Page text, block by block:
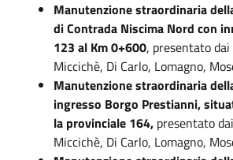
Manutenzione straordinaria
di Contrada Niscima Nord con
123 al Km 0+600, presentato
Miccichè, Di Carlo, Lomagno,
Manutenzione straordinaria
ingresso Borgo Prestianni,
la provinciale 164, presentato
Miccichè, Di Carlo, Lomagno,